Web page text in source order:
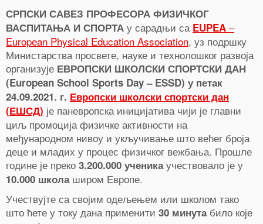
СРПСКИ САВЕЗ ПРОФЕСОРА ФИЗИЧКОГ
ВАСПИТАЊА И СПОРТА у сарадњи са EUPEA –
European Physical Education Association, уз подршку
Министарства просвете, науке и технолошког развоја
организује ЕВРОПСКИ ШКОЛСКИ СПОРТСКИ ДАН
(European School Sports Day – ESSD) у петак
24.09.2021. г. Европски школски спортски дан
(ЕШСД) је паневропска иницијатива чији је главни
циљ промоција физичке активности на
међународном нивоу и укључивање што већег броја
деце и младих у процес физичког вежбања. Прошле
године је преко 3.200.000 ученикаучествовало је у
10.000 школаширом Европе.
Учествујте са својим одељењем или школом тако
што ћете у току дана применити 30 минутабило које